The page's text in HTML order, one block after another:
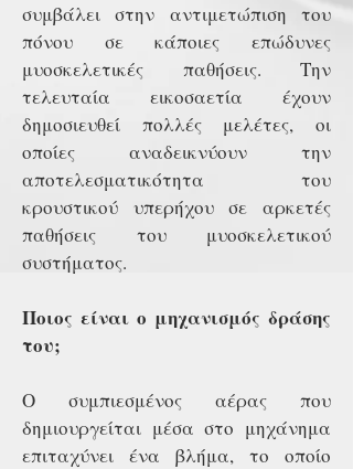
συμβάλει στην αντιμετώπιση του
πόνου σε κάποιες επώδυνες
μυοσκελετικές παθήσεις. Την
τελευταία εικοσαετία έχουν
δημοσιευθεί πολλές μελέτες, οι
οποίες αναδεικνύουν την
αποτελεσματικότητα του
κρουστικού υπερήχου σε αρκετές
παθήσεις του μυοσκελετικού
συστήματος.
Ποιος είναι ο μηχανισμός δράσης
του;
Ο συμπιεσμένος αέρας που
δημιουργείται μέσα στο μηχάνημα
επιταχύνει ένα βλήμα, το οποίο